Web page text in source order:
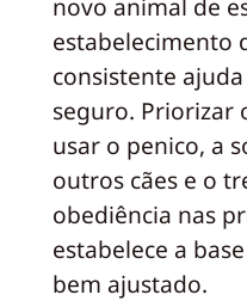
novo animal de
estabelecimento
consistente
seguro. Priorizar
usar o penico, a
outros cães e o
obediência nas
estabelece a
bem ajustado.